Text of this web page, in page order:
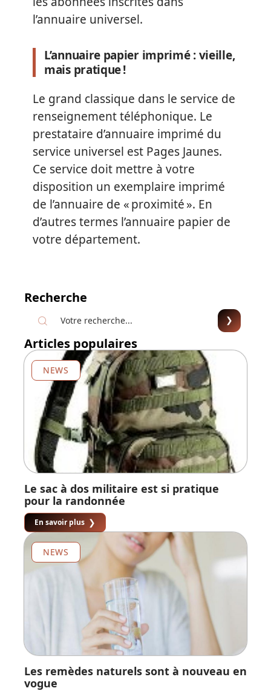
l’annuaire universel.
L’annuaire papier imprimé : vieille,
mais pratique !
Le grand classique dans le service de
renseignement téléphonique. Le
prestataire d’annuaire imprimé du
service universel est Pages Jaunes.
Ce service doit mettre à votre
disposition un exemplaire imprimé
de l’annuaire de « proximité ». En
d’autres termes l’annuaire papier de
votre département.
Recherche
Articles populaires
NEWS
Le sac à dos militaire est si pratique
pour la randonnée
En savoir plus
NEWS
Les remèdes naturels sont à nouveau en
vogue